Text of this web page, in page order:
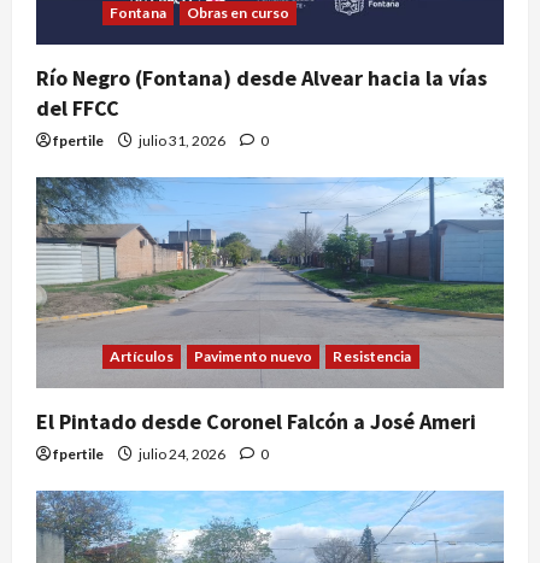
Fontana Obras en curso
Río Negro (Fontana) desde Alvear hacia la vías
del FFCC
fpertile julio 31, 2026 0
Artículos Pavimento nuevo Resistencia
El Pintado desde Coronel Falcón a José Ameri
fpertile julio 24, 2026 0